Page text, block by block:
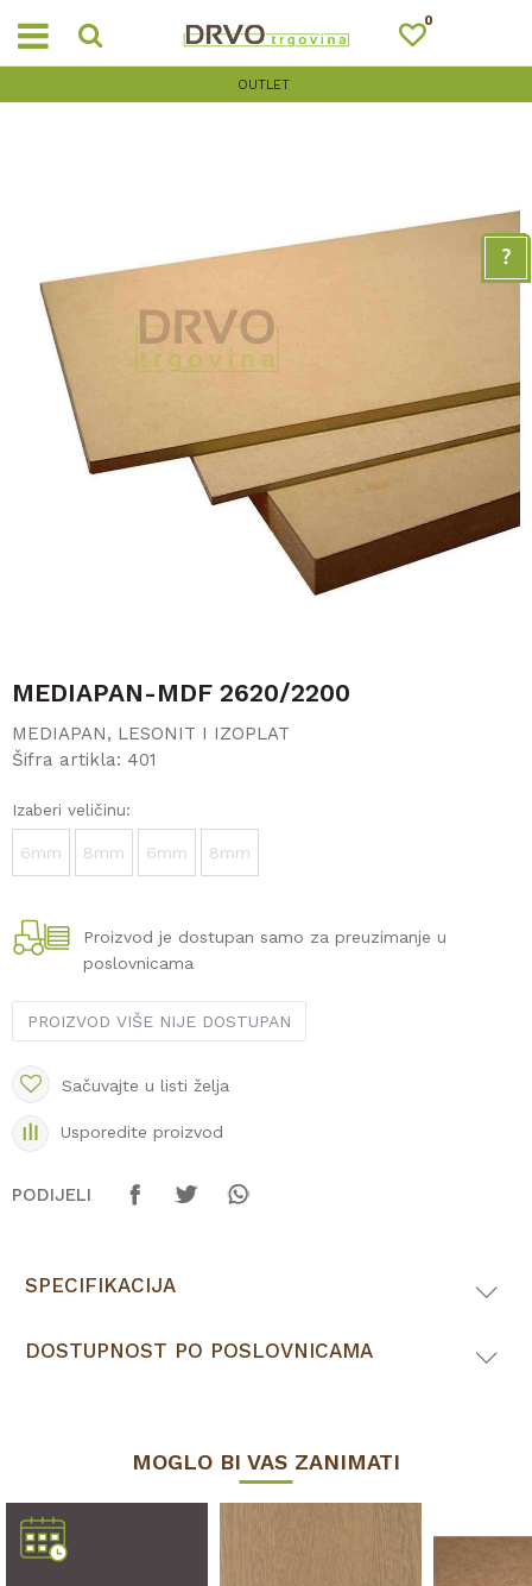
0
OUTLET
MEDIAPAN-MDF 2620/2200
MEDIAPAN, LESONIT I IZOPLAT
Šifra artikla: 401
Izaberi veličinu:
6mm 8mm 6mm 8mm
Proizvod je dostupan samo za preuzimanje u
poslovnicama
PROIZVOD VIŠE NIJE DOSTUPAN
Sačuvajte u listi želja
Usporedite proizvod
PODIJELI
SPECIFIKACIJA
DOSTUPNOST PO POSLOVNICAMA
MOGLO BI VAS ZANIMATI